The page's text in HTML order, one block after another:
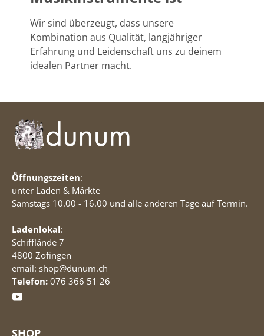
Wir sind überzeugt, dass unsere
Kombination aus Qualität, langjähriger
Erfahrung und Leidenschaft uns zu deinem
idealen Partner macht.
Öffnungszeiten:
unter Laden & Märkte
Samstags 10.00 - 16.00 und alle anderen Tage auf Termin.
Ladenlokal:
Schifflände 7
4800 Zofingen
email: shop@dunum.ch
Telefon: 076 366 51 26